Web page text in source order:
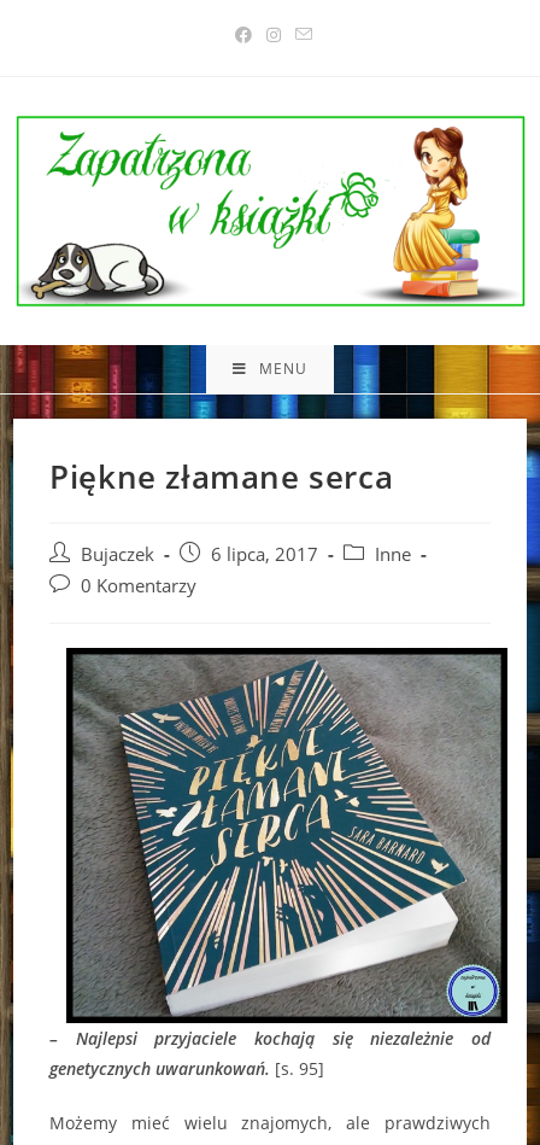
MENU
Piękne złamane serca
Post
author:
Bujaczek
Post
published:
6 lipca, 2017
PostInne
Post0 Komentarzy
– Najlepsi przyjaciele kochają się niezależnie od
genetycznych uwarunkowań. [s. 95]
Możemy mieć wielu znajomych, ale prawdziwych